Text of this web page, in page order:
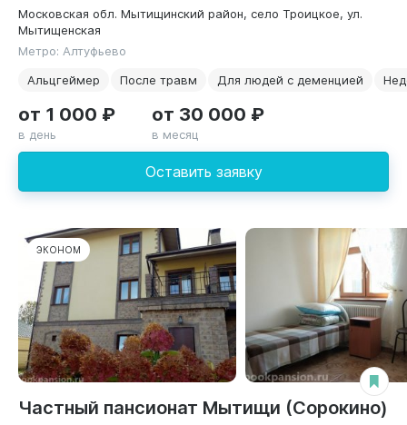
Московская обл. Мытищинский район, село Троицкое, ул.
Мытищенская
Метро: Алтуфьево
Альцгеймер
После травм Для людей с деменцией
Оставить заявку
от 1 000 ₽
в день
от 30 000 ₽
в месяц
ЭКОНОМ
Частный пансионат Мытищи (Сорокино)